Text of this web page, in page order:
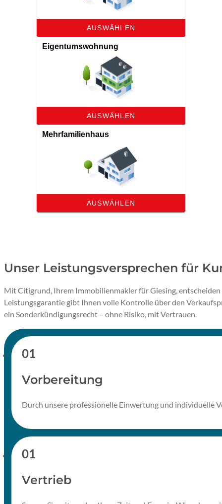
Unser Leistungsversprechen für
Mit Citigrund, Ihrem Immobilienmakler für Giesing,
Leistungsgarantie gibt Ihnen volle Kontrolle über den
ein Sonderkündigungsrecht – ohne Risiko, mit Vertrauen.
Vorbereitung
Durch unsere professionelle Einwertung und individuelle
Vertrieb